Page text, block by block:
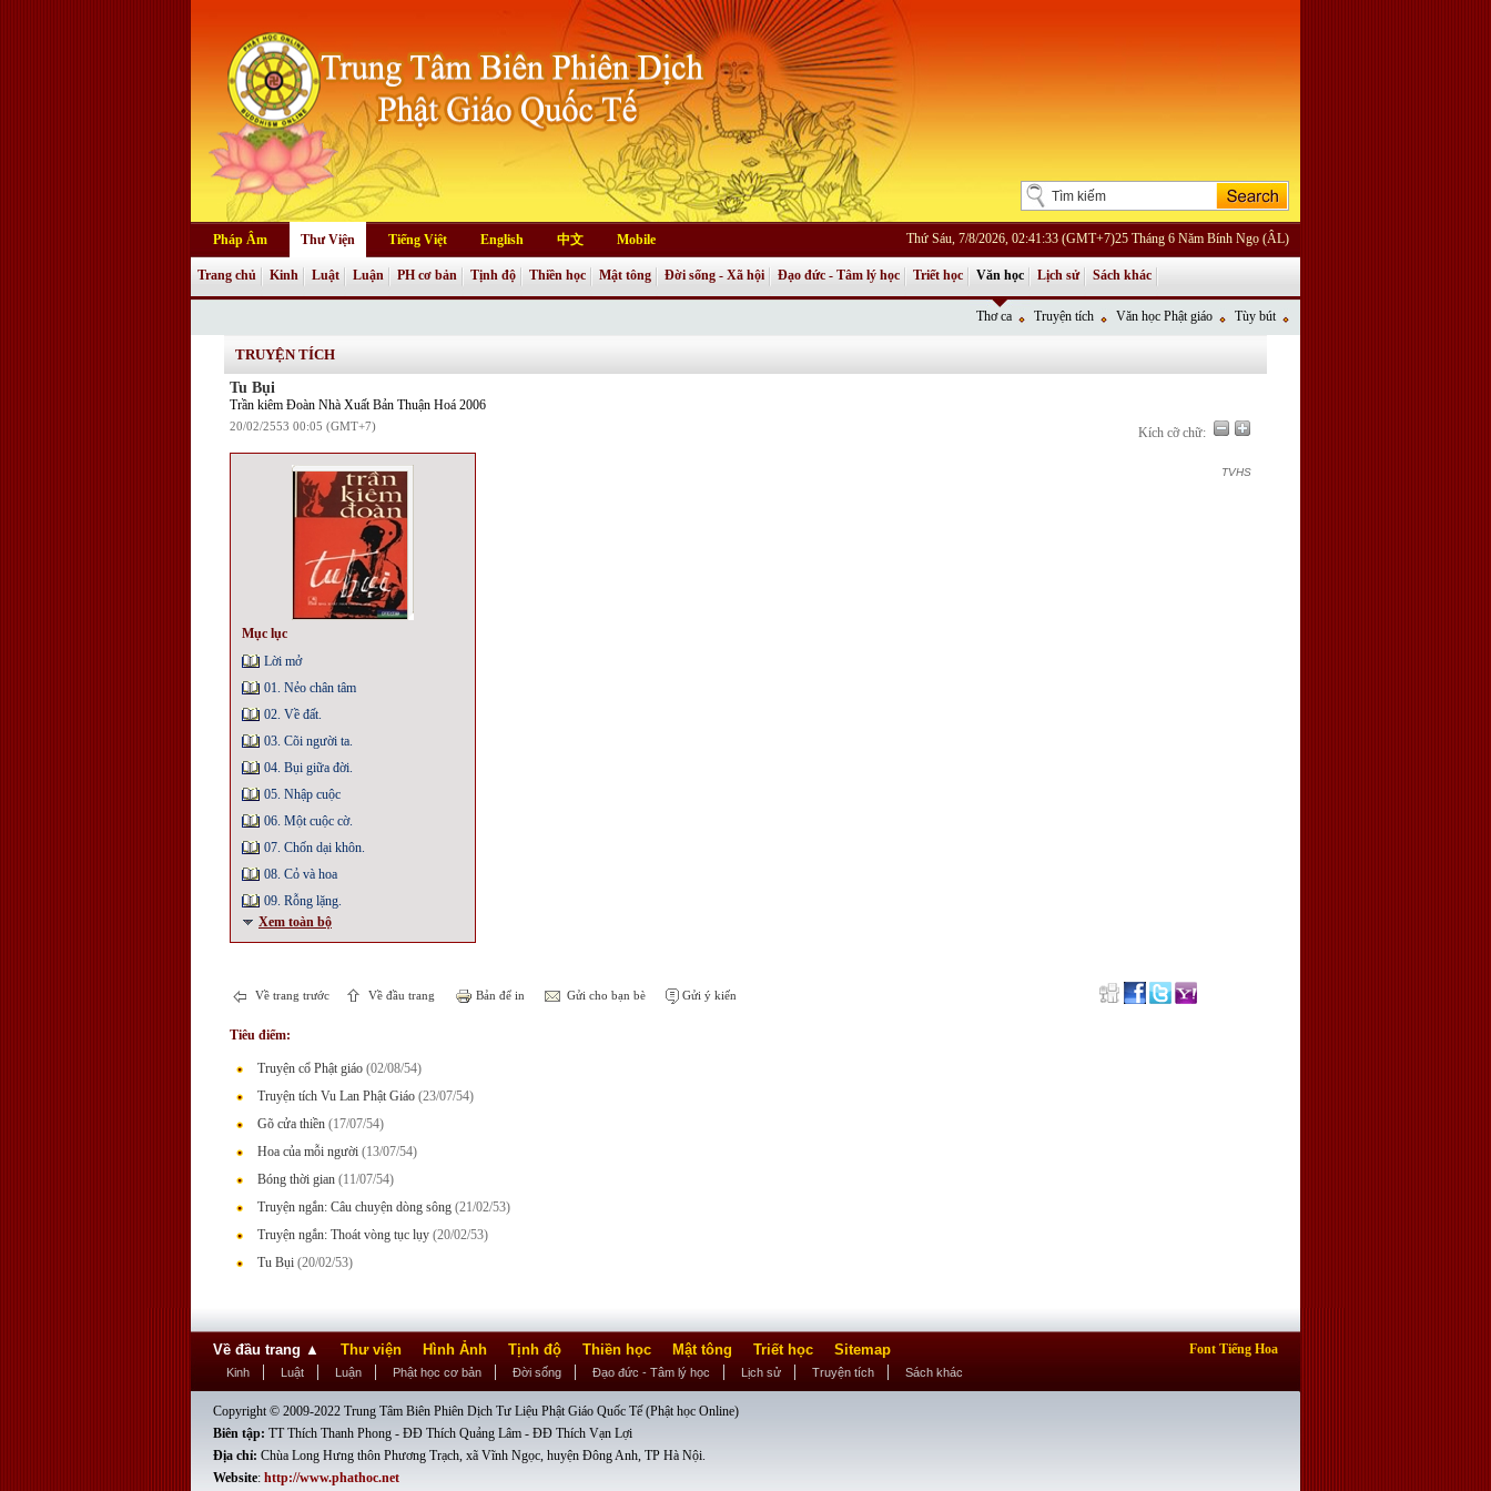
Pháp Âm Thư Viện Tiếng Việt English 中文 Mobile Thứ Sáu, 7/8/2026, 02:41:33 (GMT+7)25 Tháng 6 Năm Bính Ngọ (ÂL)
Trang chủ Kinh Luật Luận PH cơ bản Tịnh độ Thiền học Mật tông Đời sống - Xã hội Đạo đức - Tâm lý học Triết học Văn học
Thơ ca Truyện tích Văn học Phật giáo
Tùy bút
Lịch sử Sách khác
TRUYỆN TÍCH
Tu Bụi
Trần kiêm Đoàn Nhà Xuất Bản Thuận Hoá 2006
20/02/2553 00:05 (GMT+7) Kích cỡ chữ:
Mục lục
Lời mở
01. Nẻo chân tâm
02. Về đất.
03. Cõi người ta.
04. Bụi giữa đời.
05. Nhập cuộc
06. Một cuộc cờ.
07. Chốn dại khôn.
08. Cỏ và hoa
09. Rỗng lặng.
Xem toàn bộ
TVHS
Về trang trước Về đầu trang Bản để in Gửi cho bạn bè Gửi ý kiến
Tiêu điểm:
Truyện cổ Phật giáo (02/08/54)
Truyện tích Vu Lan Phật Giáo (23/07/54)
Gõ cửa thiền (17/07/54)
Hoa của mỗi người (13/07/54)
Bóng thời gian (11/07/54)
Truyện ngắn: Câu chuyện dòng sông (21/02/53)
Truyện ngắn: Thoát vòng tục lụy (20/02/53)
Tu Bụi (20/02/53)
Về đầu trang ▲ Thư viện Hình Ảnh Tịnh độ Thiền học Mật tông Triết học Sitemap Font Tiếng Hoa
Kinh Luật Luận Phật học cơ bản Đời sống Đạo đức - Tâm lý học Lịch sử Truyện tích Sách khác
Copyright © 2009-2022 Trung Tâm Biên Phiên Dịch Tư Liệu Phật Giáo Quốc Tế (Phật học Online)
Biên tập: TT Thích Thanh Phong - ĐĐ Thích Quảng Lâm - ĐĐ Thích Vạn Lợi
Địa chỉ: Chùa Long Hưng thôn Phương Trạch, xã Vĩnh Ngọc, huyện Đông Anh, TP Hà Nội.
Website: http://www.phathoc.net